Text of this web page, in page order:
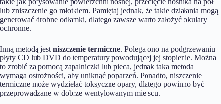
takie jak porysowanie powierzchni nośnej, przecięcie nośnika na pół
lub zniszczenie go młotkiem. Pamiętaj jednak, że takie działania mogą
generować drobne odłamki, dlatego zawsze warto założyć okulary
ochronne.
Inną metodą jest niszczenie termiczne. Polega ono na podgrzewaniu
płyty CD lub DVD do temperatury powodującej jej stopienie. Można
to zrobić za pomocą zapalniczki lub pieca, jednak taka metoda
wymaga ostrożności, aby uniknąć poparzeń. Ponadto, niszczenie
termiczne może wydzielać toksyczne opary, dlatego powinno być
przeprowadzane w dobrze wentylowanym miejscu.